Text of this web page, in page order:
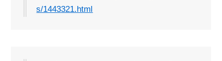
s/1443321.html